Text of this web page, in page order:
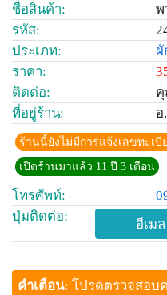
ชื่อสินค้า:
พ
รหัส:
ประเภท:
ผั
ราคา:
ติดต่อ:
ที่อยู่ร้าน:
อ
ร้านนี้ยังไม่มีการแจ้งเลขทะเ
เปิดร้านมาแล้ว 11 ปี 3 เดือน
โทรศัพท์:
ปุ่มติดต่อ:
อีเมล
คำเตือน: โปรดตรวจสอบ